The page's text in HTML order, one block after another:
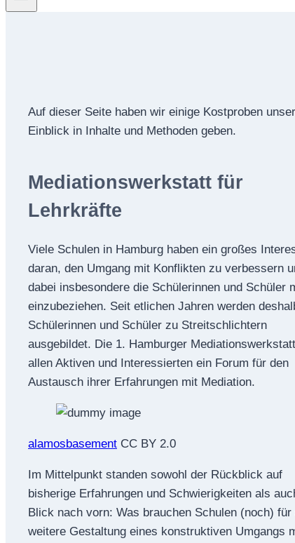
Auf dieser Seite haben wir einige Kostproben
Einblick in Inhalte und Methoden geben.
Mediationswerkstatt für
Lehrkräfte
Viele Schulen in Hamburg haben ein großes
daran, den Umgang mit Konflikten zu verbessern
dabei insbesondere die Schülerinnen und Schüler
einzubeziehen. Seit etlichen Jahren werden
Schülerinnen und Schüler zu Streitschlichtern
ausgebildet. Die 1. Hamburger
allen Aktiven und Interessierten ein Forum für den
Austausch ihrer Erfahrungen mit Mediation.
alamosbasement CC BY 2.0
Im Mittelpunkt standen sowohl der Rückblick auf
bisherige Erfahrungen und Schwierigkeiten als
Blick nach vorn: Was brauchen Schulen (noch) für
weitere Gestaltung eines konstruktiven Umgangs